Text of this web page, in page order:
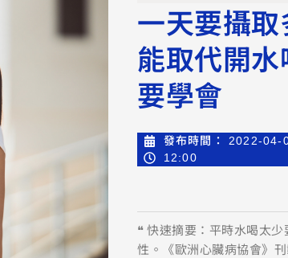
一天要攝
能取代開
要學會
發布時間：
2022-04-
12:00
❝ 快速摘要：平時水喝太
性。《歐洲心臟病協會》